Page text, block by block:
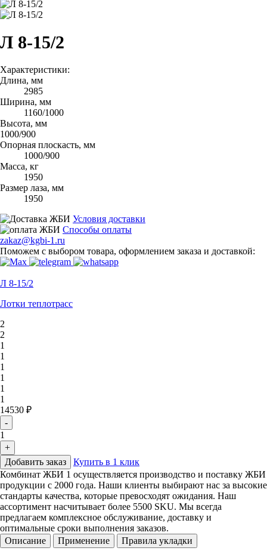
Л 8-15/2
Характеристики:
Длина, мм
2985
Ширина, мм
1160/1000
Высота, мм
1000/900
Опорная плоскасть, мм
1000/900
Масса, кг
1950
Размер лаза, мм
1950
Условия доставки
Способы оплаты
zakaz@kgbi-1.ru
Поможем с выбором товара, оформлением заказа и доставкой:
Л 8-15/2
Лотки теплотрасс
2
2
1
1
1
1
1
1
14530 ₽
-
1
+
Добавить заказ
Купить в 1 клик
Комбинат ЖБИ 1 осуществляется производство и поставку ЖБИ
продукции с 2000 года. Наши клиенты выбирают нас за высокие
стандарты качества, которые превосходят ожидания. Наш
ассортимент насчитывает более 5500 SKU. Мы всегда
предлагаем комплексное обслуживание, доставку и
оптимальные сроки выполнения заказов.
Описание
Применение Правила укладки